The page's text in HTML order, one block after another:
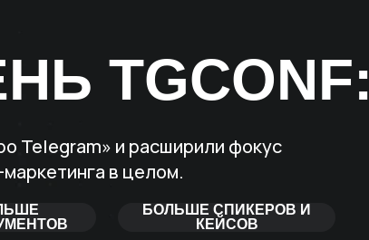
Telegram» и расширили фокус
в целом.
TGCONF:
БОЛЬШЕ СПИКЕРОВ И
КЕЙСОВ